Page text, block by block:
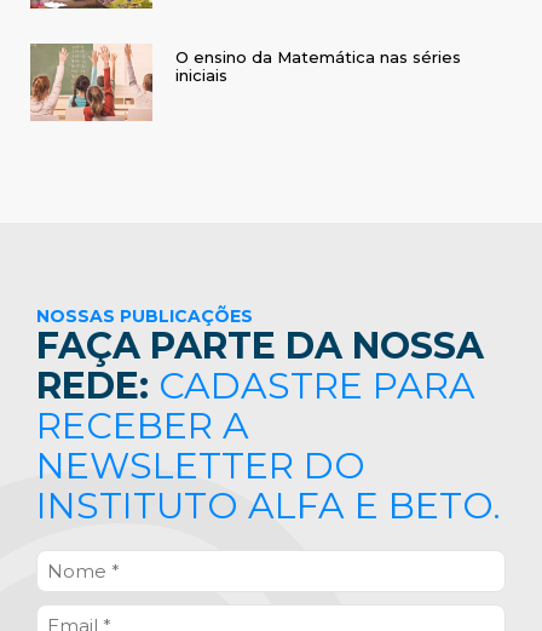
O ensino da Matemática nas séries
iniciais
NOSSAS PUBLICAÇÕES
FAÇA PARTE DA NOSSA
REDE: CADASTRE PARA
RECEBER A
NEWSLETTER DO
INSTITUTO ALFA E BETO.